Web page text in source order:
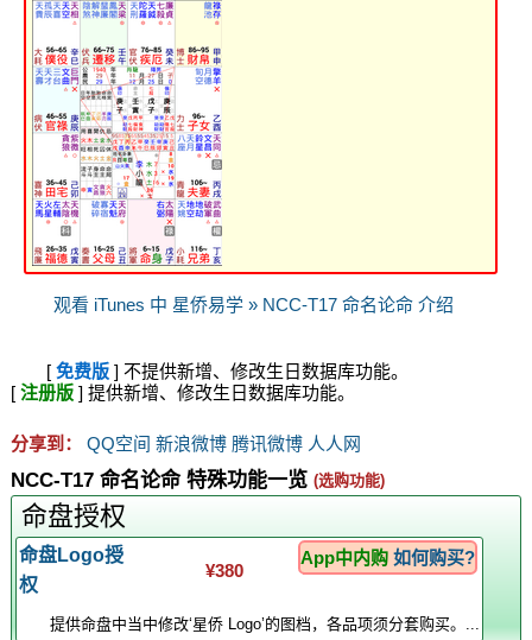
观看 iTunes 中 星侨易学 » NCC-T17 命名论命 介绍
[ 免费版] 不提供新增、修改生日数据库功能。
[ 注册版] 提供新增、修改生日数据库功能。
分享到： QQ空间 新浪微博 腾讯微博 人人网
NCC-T17 命名论命 特殊功能一览 (选购功能)
命盘授权
命盘Logo授
权
¥380
App中内购 如何购买?
提供命盘中当中修改‘星侨 Logo’的图档，各品项须分套购买。...